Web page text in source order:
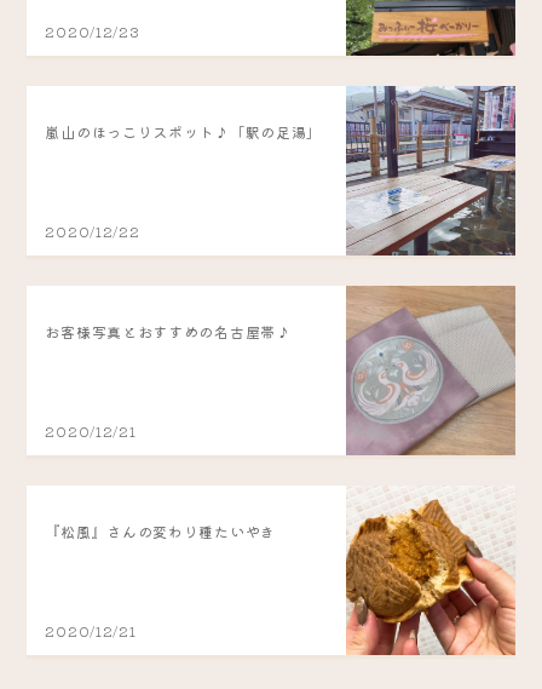
2020/12/23
嵐山のほっこりスポット♪「駅の足湯」
2020/12/22
お客様写真とおすすめの名古屋帯♪
2020/12/21
『松風』さんの変わり種たいやき
2020/12/21